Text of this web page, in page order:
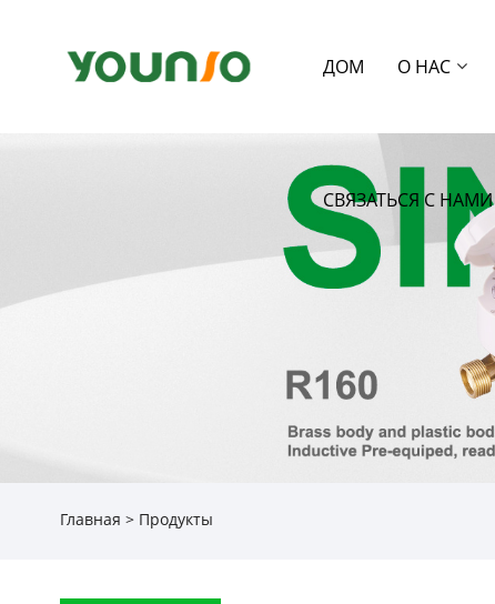
ДОМ О НАС
СВЯЗАТЬСЯ С НАМИ
Главная > Продукты